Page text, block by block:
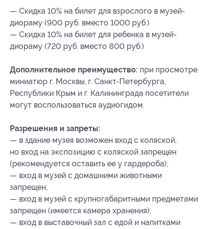
— Скидка 10% на билет для взрослого в музей-
диораму (900 руб. вместо 1000 руб.)
— Скидка 10% на билет для ребенка в музей-
диораму (720 руб. вместо 800 руб.)
Дополнительное преимущество: при просмотре
миниатюр г. Москвы, г. Санкт-Петербурга,
Республики Крым и г. Калининграда посетители
могут воспользоваться аудиогидом.
Разрешения и запреты:
— в здание музея возможен вход с коляской,
но вход на экспозицию с коляской запрещен
(рекомендуется оставить ее у гардероба);
— вход в музей с домашними животными
запрещен;
— вход в музей с крупногабаритными предметами
запрещен (имеется камера хранения);
— вход в выставочный зал с едой и напитками